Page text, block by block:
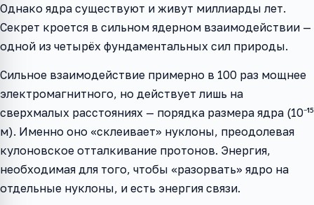
Однако ядра существуют и живут миллиарды лет.
Секрет кроется в сильном ядерном взаимодействии —
одной из четырёх фундаментальных сил природы.
Сильное взаимодействие примерно в 100 раз мощнее
электромагнитного, но действует лишь на
сверхмалых расстояниях — порядка размера ядра (10⁻¹⁵
м). Именно оно «склеивает» нуклоны, преодолевая
кулоновское отталкивание протонов. Энергия,
необходимая для того, чтобы «разорвать» ядро на
отдельные нуклоны, и есть энергия связи.